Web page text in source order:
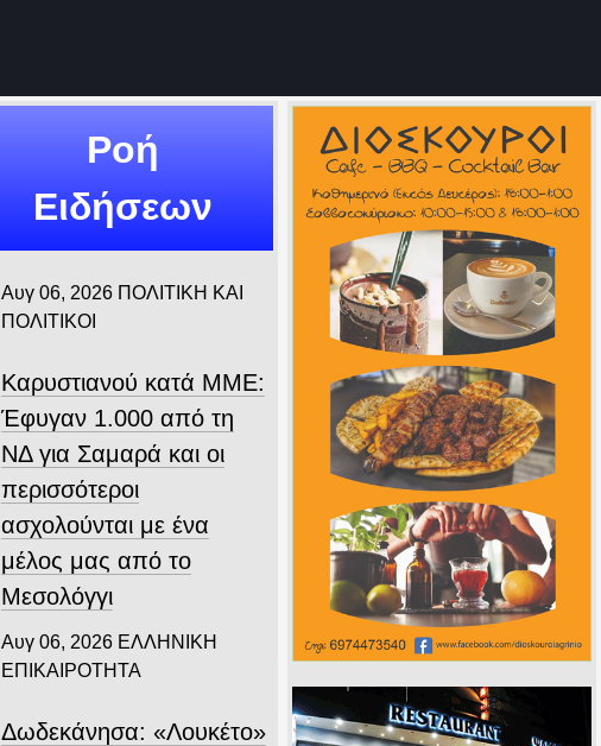
Ροή
Ειδήσεων
Αυγ 06, 2026 ΠΟΛΙΤΙΚΗ ΚΑΙ
ΠΟΛΙΤΙΚΟΙ
Καρυστιανού κατά ΜΜΕ:
Έφυγαν 1.000 από τη
ΝΔ για Σαμαρά και οι
περισσότεροι
ασχολούνται με ένα
μέλος μας από το
Μεσολόγγι
Αυγ 06, 2026 ΕΛΛΗΝΙΚΗ
ΕΠΙΚΑΙΡΟΤΗΤΑ
Δωδεκάνησα: «Λουκέτο»